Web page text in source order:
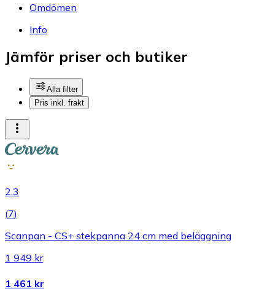
Omdömen
Info
Jämför priser och butiker
Alla filter
Pris inkl. frakt
2.3
(7)
Scanpan - CS+ stekpanna 24 cm med beläggning
1 949 kr
1 461 kr